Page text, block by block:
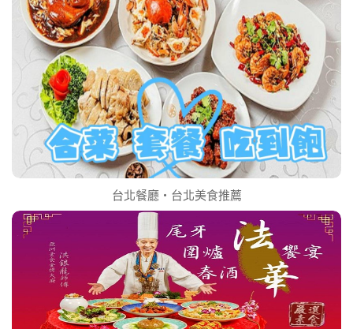
台北餐廳‧台北美食推薦